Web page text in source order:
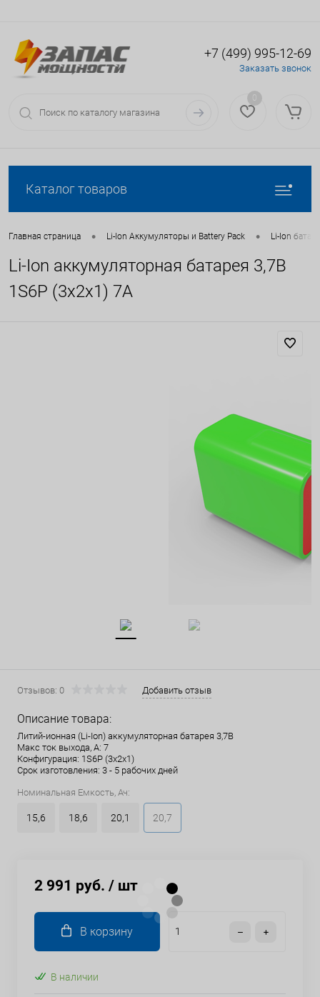
Вход Регистрация
+7 (499) 995-12-69
Заказать звонок
0
Каталог товаров
Главная страница • Li-Ion Аккумуляторы и Battery Pack • Li-Ion
Li-Ion аккумуляторная батарея 3,7В
1S6P (3x2x1) 7А
Отзывов: 0 Добавить отзыв
Описание товара:
Литий-ионная (Li-Ion) аккумуляторная батарея 3,7В
Макс ток выхода, А: 7
Конфигурация: 1S6P (3x2x1)
Срок изготовления: 3 - 5 рабочих дней
Номинальная Емкость, Ач:
15,6 18,6 20,1 20,7
2 991 руб. / шт
В корзину
В наличии